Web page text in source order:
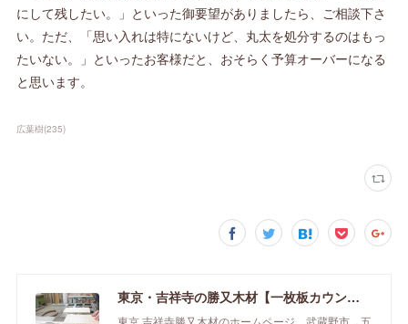
にして残したい。」といった御要望がありましたら、ご相談下さ
い。ただ、「思い入れは特にないけど、丸太を処分するのはもっ
たいない。」といったお客様だと、おそらく予算オーバーになる
と思います。
広葉樹(235)
東京・吉祥寺の勝又木材【一枚板カウンター】
東京 吉祥寺勝又木材のホームページ。武蔵野市、五